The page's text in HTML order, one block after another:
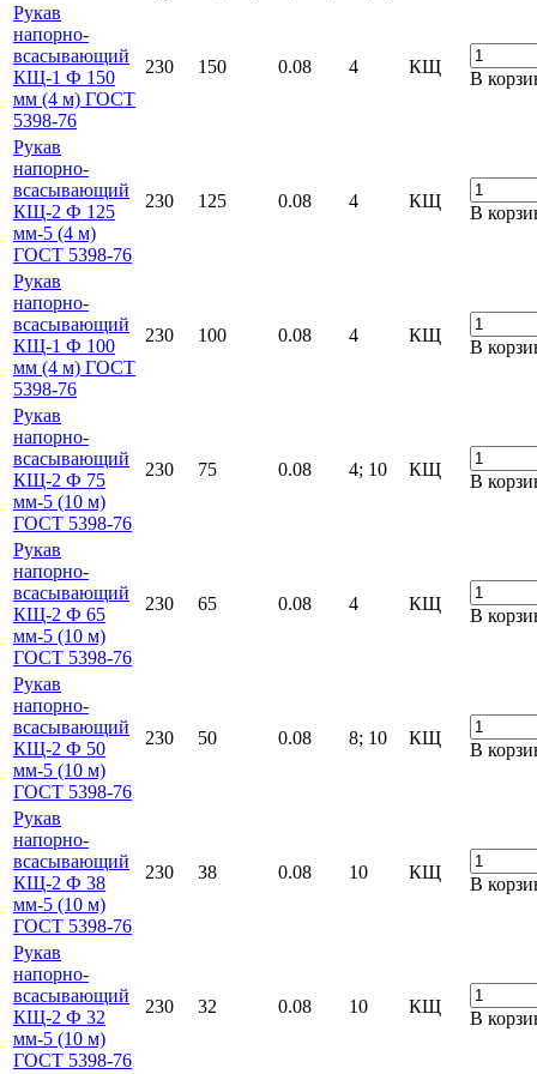
Рукав
напорно-
всасывающий
КЩ-1 Ф 150
мм (4 м) ГОСТ
5398-76
230 150 0.08 4 КЩ
В
Рукав
напорно-
всасывающий
КЩ-2 Ф 125
мм-5 (4 м)
ГОСТ 5398-76
230 125 0.08 4 КЩ
В
Рукав
напорно-
всасывающий
КЩ-1 Ф 100
мм (4 м) ГОСТ
5398-76
230 100 0.08 4 КЩ
В
Рукав
напорно-
всасывающий
КЩ-2 Ф 75
мм-5 (10 м)
ГОСТ 5398-76
230 75 0.08 4; 10 КЩ
В
Рукав
напорно-
всасывающий
КЩ-2 Ф 65
мм-5 (10 м)
ГОСТ 5398-76
230 65 0.08 4 КЩ
В
Рукав
напорно-
всасывающий
КЩ-2 Ф 50
мм-5 (10 м)
ГОСТ 5398-76
230 50 0.08 8; 10 КЩ
В
Рукав
напорно-
всасывающий
КЩ-2 Ф 38
мм-5 (10 м)
ГОСТ 5398-76
230 38 0.08 10 КЩ
В
Рукав
напорно-
всасывающий
КЩ-2 Ф 32
мм-5 (10 м)
ГОСТ 5398-76
230 32 0.08 10 КЩ
В